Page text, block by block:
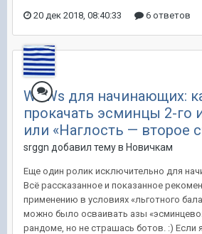
20 дек 2018, 08:40:33 6 ответов
WoWs для начинающих:
прокачать эсминцы 2-го
или «Наглость — второе
srggn добавил тему в Новичкам
Еще один ролик исключительно для
Всё рассказанное и показанное
применению в условиях «льготного
можно было осваивать азы
рандоме, но не страшась ботов. :) Если